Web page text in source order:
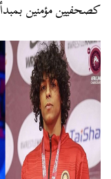
كصحفيين مؤمنين